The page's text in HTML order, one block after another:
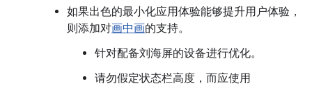
如果出色的最小化应用体验能够提升用户体验，
则添加对画中画的支持。
针对配备刘海屏的设备进行优化。
请勿假定状态栏高度，而应使用